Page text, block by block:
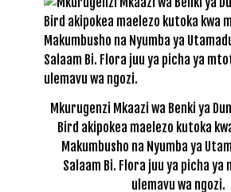
Mkurugenzi Mkaazi wa Benki ya
Bird akipokea maelezo kutoka
Makumbusho na Nyumba ya
Salaam Bi. Flora juu ya picha ya
ulemavu wa ngozi.